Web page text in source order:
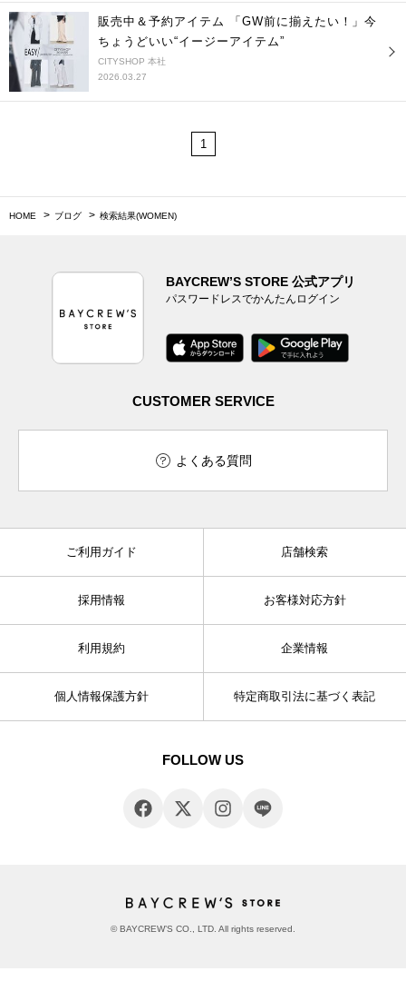
販売中＆予約アイテム 「GW前に揃えたい！」今
ちょうどいい“イージーアイテム”
CITYSHOP 本社
2026.03.27
1
HOME ブログ 検索結果(WOMEN)
BAYCREW’S STORE 公式アプリ
パスワードレスでかんたんログイン
CUSTOMER SERVICE
よくある質問
ご利用ガイド 店舗検索
採用情報 お客様対応方針
利用規約 企業情報
個人情報保護方針 特定商取引法に基づく表記
FOLLOW US
© BAYCREW’S CO., LTD. All rights reserved.